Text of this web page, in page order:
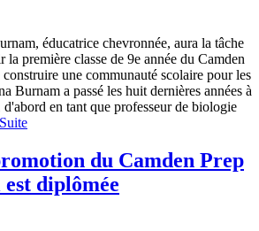
éducatrice chevronnée, aura la tâche
la première classe de 9e année du Camden
une communauté scolaire pour les
Burnam a passé les huit dernières années à
en tant que professeur de biologie
Suite
du Camden Prep
diplômée